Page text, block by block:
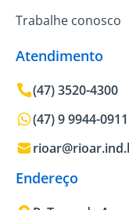
Trabalhe conosco
Atendimento
(47) 3520-4300
(47) 9 9944-0911
Endereço